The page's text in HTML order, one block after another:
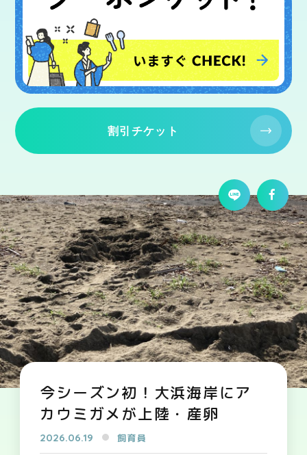
割引チケット
今シーズン初！大浜海岸にア
カウミガメが上陸・産卵
2026.06.19 飼育員